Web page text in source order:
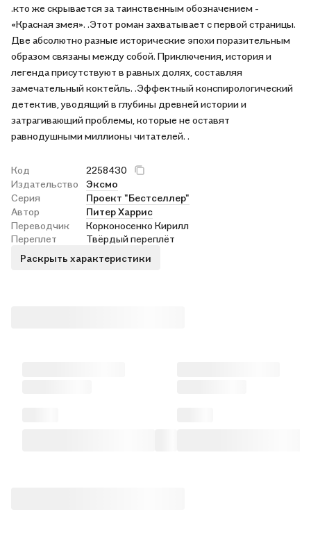
.кто же скрывается за таинственным обозначением -
«Красная змея». .Этот роман захватывает с первой страницы.
Две абсолютно разные исторические эпохи поразительным
образом связаны между собой. Приключения, история и
легенда присутствуют в равных долях, составляя
замечательный коктейль. .Эффектный конспирологический
детектив, уводящий в глубины древней истории и
затрагивающий проблемы, которые не оставят
равнодушными миллионы читателей. .
Код
2258430
Издательство
Эксмо
Серия
Проект "Бестселлер"
Автор
Питер Харрис
Переводчик
Корконосенко Кирилл
Переплет
Твёрдый переплёт
Раскрыть характеристики